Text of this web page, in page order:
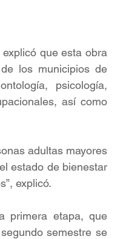
que esta obra
los municipios de
psicología,
así como
adultas mayores
estado de bienestar
explicó.
primera etapa, que
semestre se